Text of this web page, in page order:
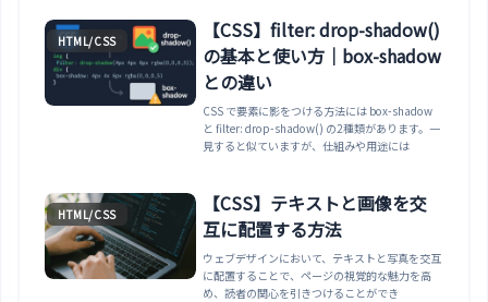
HTML/CSS
【CSS】filter: drop-shadow()
の基本と使い方｜box-shadow
との違い
CSS で要素に影をつける方法には box-shadow
と filter: drop-shadow() の2種類があります。一
見すると似ていますが、仕組みや用途には
HTML/CSS
【CSS】テキストと画像を交
互に配置する方法
ウェブデザインにおいて、テキストと写真を交互
に配置することで、ページの視覚的な魅力を高
め、読者の関心を引きつけることができ